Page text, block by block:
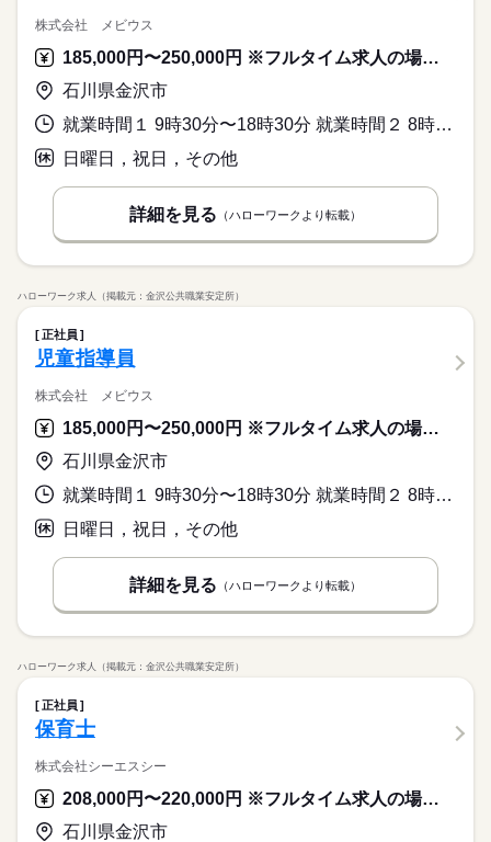
株式会社 メビウス
185,000円〜250,000円 ※フルタイム求人の場合は月額（換算額）、パート求人の場合は時間額を表示しています。
石川県金沢市
就業時間１ 9時30分〜18時30分 就業時間２ 8時00分〜17時00分 就業時間に関する特記事項 （２）学校休業日
日曜日，祝日，その他
詳細を見る （ハローワークより転載）
ハローワーク求人（掲載元：金沢公共職業安定所）
正社員
児童指導員
株式会社 メビウス
185,000円〜250,000円 ※フルタイム求人の場合は月額（換算額）、パート求人の場合は時間額を表示しています。
石川県金沢市
就業時間１ 9時30分〜18時30分 就業時間２ 8時00分〜17時00分 就業時間に関する特記事項 （２）土曜日および学校休業日
日曜日，祝日，その他
詳細を見る （ハローワークより転載）
ハローワーク求人（掲載元：金沢公共職業安定所）
正社員
保育士
株式会社シーエスシー
208,000円〜220,000円 ※フルタイム求人の場合は月額（換算額）、パート求人の場合は時間額を表示しています。
石川県金沢市